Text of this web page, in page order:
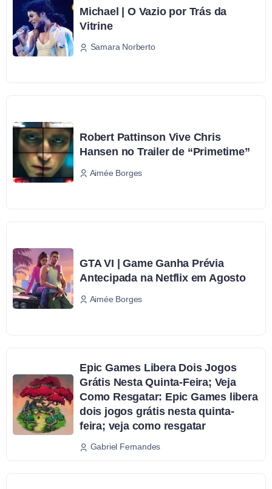
Michael | O Vazio por Trás da
Vitrine
Samara Norberto
Robert Pattinson Vive Chris
Hansen no Trailer de “Primetime”
Aimée Borges
GTA VI | Game Ganha Prévia
Antecipada na Netflix em Agosto
Aimée Borges
Epic Games Libera Dois Jogos
Grátis Nesta Quinta-Feira; Veja
Como Resgatar: Epic Games libera
dois jogos grátis nesta quinta-
feira; veja como resgatar
Gabriel Fernandes